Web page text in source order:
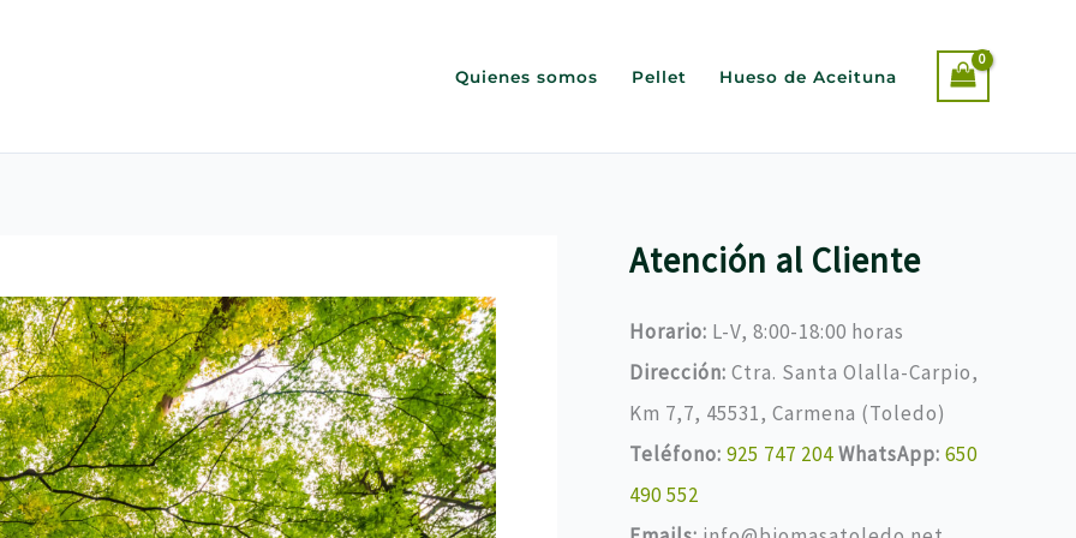
Quienes somos Pellet Hueso de Aceituna
Atención al Cliente
Horario: L-V, 8:00-18:00 horas
Dirección: Ctra. Santa Olalla-Carpio,
Km 7,7, 45531, Carmena (Toledo)
Teléfono: 925 747 204WhatsApp: 650
490 552